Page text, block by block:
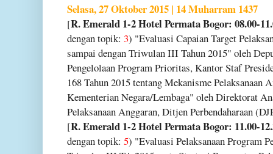
Selasa, 27 Oktober 2015 | 14 Muharram 1437
[R. Emerald 1-2 Hotel Permata Bogor: 08.00-
dengan topik: 3) "Evaluasi Capaian Target
sampai dengan Triwulan III Tahun 2015" oleh
Pengelolaan Program Prioritas, Kantor Staf
168 Tahun 2015 tentang Mekanisme Pelaksanaan
Kementerian Negara/Lembaga" oleh Direktorat
Pelaksanaan Anggaran, Ditjen Perbendaharaan
[R. Emerald 1-2 Hotel Permata Bogor: 11.00-
dengan topik: 5) "Evaluasi Pelaksanaan Program